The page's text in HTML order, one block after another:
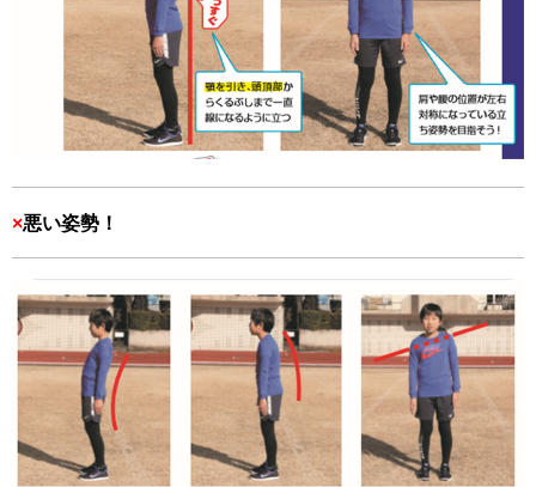
×悪い姿勢！